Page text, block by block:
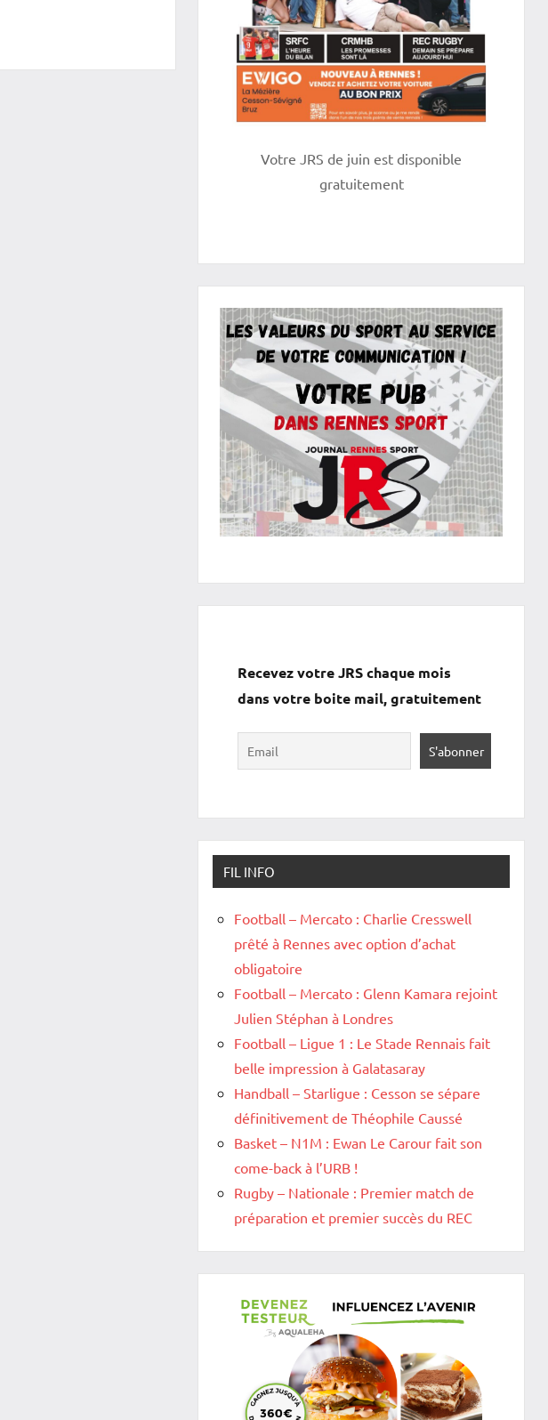
Votre JRS de juin est disponible
gratuitement
Recevez votre JRS chaque mois
dans votre boite mail, gratuitement
FIL INFO
Football – Mercato : Charlie Cresswell
prêté à Rennes avec option d’achat
obligatoire
Football – Mercato : Glenn Kamara rejoint
Julien Stéphan à Londres
Football – Ligue 1 : Le Stade Rennais fait
belle impression à Galatasaray
Handball – Starligue : Cesson se sépare
définitivement de Théophile Caussé
Basket – N1M : Ewan Le Carour fait son
come-back à l’URB !
Rugby – Nationale : Premier match de
préparation et premier succès du REC